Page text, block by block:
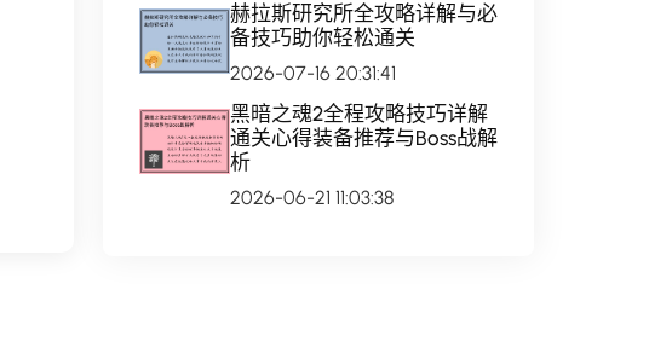
赫拉斯研究所全攻略详解与必
备技巧助你轻松通关
2026-07-16 20:31:41
黑暗之魂2全程攻略技巧详解
通关心得装备推荐与Boss战解
析
2026-06-21 11:03:38